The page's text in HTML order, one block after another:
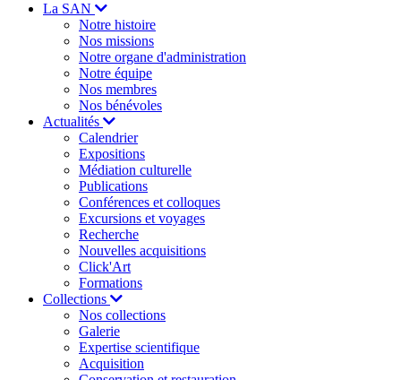
La SAN
Notre histoire
Nos missions
Notre organe d'administration
Notre équipe
Nos membres
Nos bénévoles
Actualités
Calendrier
Expositions
Médiation culturelle
Publications
Conférences et colloques
Excursions et voyages
Recherche
Nouvelles acquisitions
Click'Art
Formations
Collections
Nos collections
Galerie
Expertise scientifique
Acquisition